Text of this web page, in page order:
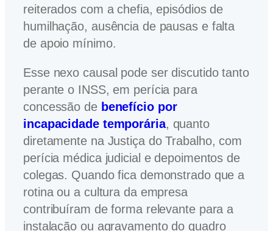
reiterados com a chefia, episódios de
humilhação, ausência de pausas e falta
de apoio mínimo.
Esse nexo causal pode ser discutido tanto
perante o INSS, em perícia para
concessão de benefício por
incapacidade temporária, quanto
diretamente na Justiça do Trabalho, com
perícia médica judicial e depoimentos de
colegas. Quando fica demonstrado que a
rotina ou a cultura da empresa
contribuíram de forma relevante para a
instalação ou agravamento do quadro